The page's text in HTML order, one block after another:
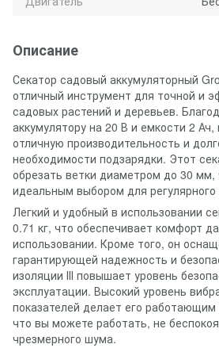
Описание
Секатор садовый аккумуляторный
отличный инструмент для точной и
садовых растений и деревьев.
аккумулятору на 20 В и емкости 2 Ач,
отличную производительность и
необходимости подзарядки. Этот
обрезать ветки диаметром до 30 мм,
идеальным выбором для
Легкий и удобный в использовании
0.71 кг, что обеспечивает комфорт
использовании. Кроме того, он
гарантирующей надежность и
изоляции ІІІ повышает уровень
эксплуатации. Высокий уровень
показателей делает его
что вы можете работать, не
чрезмерного шума.